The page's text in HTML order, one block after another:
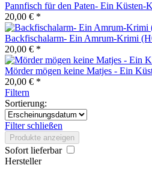
Pannfisch für den Paten- Ein Küsten-
20,00 € *
Backfischalarm- Ein Amrum-Krimi
20,00 € *
Mörder mögen keine Matjes - Ein
20,00 € *
Filtern
Sortierung:
Filter schließen
Produkte anzeigen
Sofort lieferbar
Hersteller